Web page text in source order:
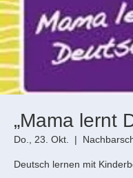
„Mama lernt
Do., 23. Okt.
  |
Deutsch lernen mit